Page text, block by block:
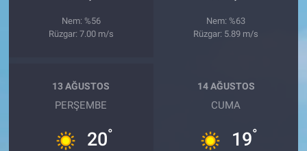
Nem: %56
Rüzgar: 7.00 m/s
Nem: %63
Rüzgar: 5.89 m/s
13 AĞUSTOS
PERŞEMBE
20°
14 AĞUSTOS
CUMA
19°